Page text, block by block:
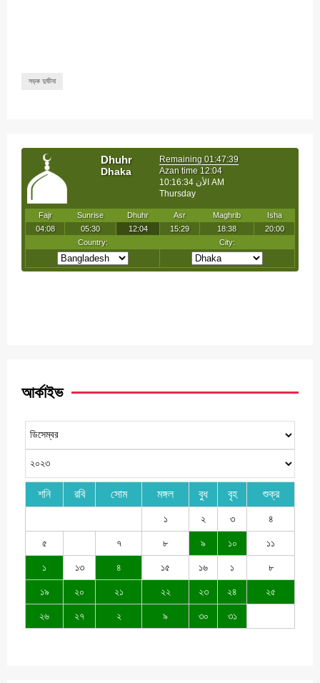
সড়ক দুর্ঘটনা
আর্কাইভ
শনি রবি সোম মঙ্গল বুধ বৃহ শুক্র
১ ২ ৩ ৪
৫ ৭ ৮ ৯ ১০ ১১
১ ১৩ ৪ ১৫ ১৬ ১ ৮
১৯ ২০ ২১ ২২ ২৩ ২৪ ২৫
২৬ ২৭ ২ ৯ ৩০ ৩১